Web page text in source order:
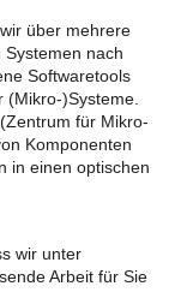
über mehrere
nach
Softwaretools
)Systeme.
für Mikro-
Komponenten
in einen optischen
wir unter
Arbeit für Sie